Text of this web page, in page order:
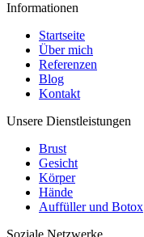
Informationen
Startseite
Über mich
Referenzen
Blog
Kontakt
Unsere Dienstleistungen
Brust
Gesicht
Körper
Hände
Auffüller und Botox